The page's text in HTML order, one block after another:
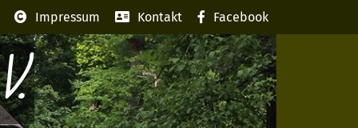
Impressum Kontakt Facebook